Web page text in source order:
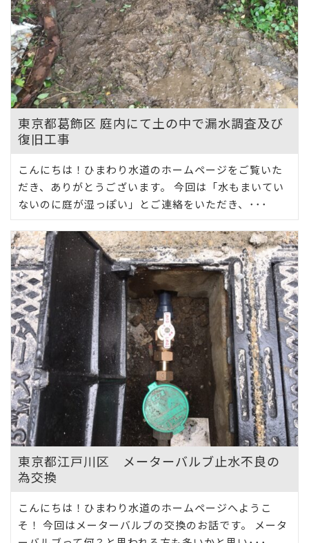
東京都葛飾区 庭内にて土の中で漏水調査及び
復旧工事
こんにちは！ひまわり水道のホームページをご覧いた
だき、ありがとうございます。 今回は「水もまいてい
ないのに庭が湿っぽい」とご連絡をいただき、･･･
東京都江戸川区 メーターバルブ止水不良の
為交換
こんにちは！ひまわり水道のホームページへようこ
そ！ 今回はメーターバルブの交換のお話です。 メータ